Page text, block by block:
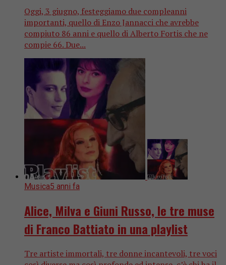
Oggi, 3 giugno, festeggiamo due compleanni
importanti, quello di Enzo Jannacci che avrebbe
compiuto 86 anni e quello di Alberto Fortis che ne
compie 66. Due...
Musica5 anni fa
Alice, Milva e Giuni Russo, le tre muse
di Franco Battiato in una playlist
Tre artiste immortali, tre donne incantevoli, tre voci